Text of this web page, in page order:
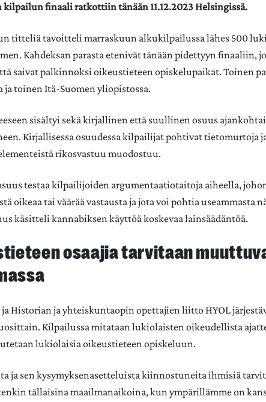
kilpailun finaali ratkottiin tänään 11.12.2023 Helsingissä.
titteliä tavoitteli marraskuun alkukilpailussa lähes 500
Kahdeksan parasta etenivät tänään pidettyyn finaaliin,
saivat palkinnoksi oikeustieteen opiskelupaikat. Toinen
ja toinen Itä-Suomen yliopistossa.
sisältyi sekä kirjallinen että suullinen osuus
Kirjallisessa osuudessa kilpailijat pohtivat tietomurtoja
rikosvastuu muodostuu.
testaa kilpailijoiden argumentaatiotaitoja aiheella,
oikeaa tai väärää vastausta ja jota voi pohtia useammasta
käsitteli kannabiksen käyttöä koskevaa lainsäädäntöä.
osaajia tarvitaan
Historian ja yhteiskuntaopin opettajien liitto HYOL
Kilpailussa mitataan lukiolaisten oikeudellista
lukiolaisia oikeustieteen opiskeluun.
ja sen kysymyksenasetteluista kiinnostuneita ihmisiä
tällaisina maailmanaikoina, kun ympärillämme on